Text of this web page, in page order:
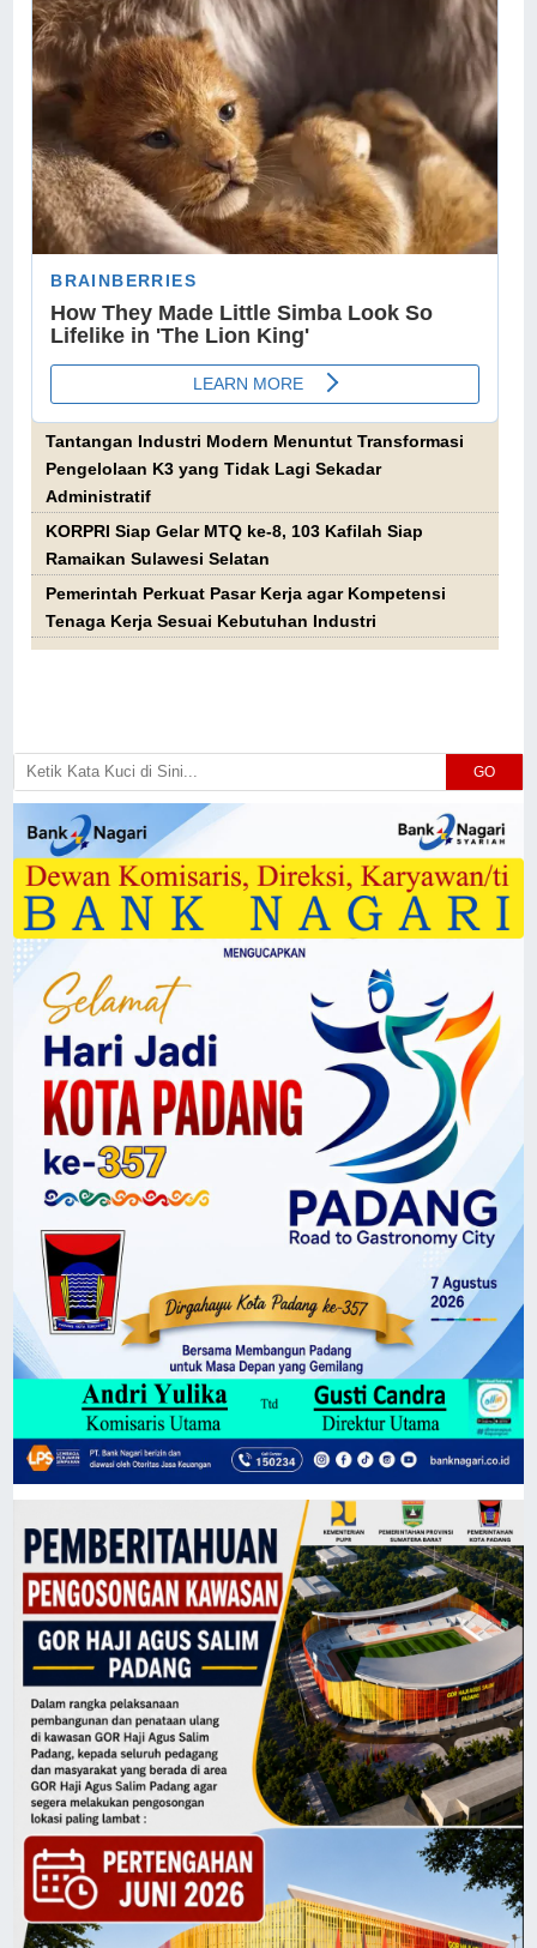
Tantangan Industri Modern Menuntut Transformasi
Pengelolaan K3 yang Tidak Lagi Sekadar
Administratif
KORPRI Siap Gelar MTQ ke-8, 103 Kafilah Siap
Ramaikan Sulawesi Selatan
Pemerintah Perkuat Pasar Kerja agar Kompetensi
Tenaga Kerja Sesuai Kebutuhan Industri
GO